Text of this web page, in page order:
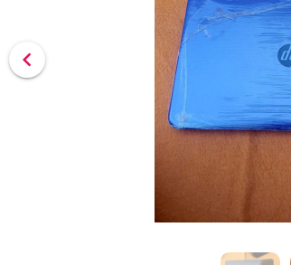
chevron_left